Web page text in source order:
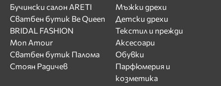
Бучински салон ARETI
Сватбен бутик Be Queen
BRIDAL FASHION
Mon Amour
Сватбен бутик Палома
Стоян Радичев
Мъжки дрехи
Детски дрехи
Текстил и прежди
Аксесоари
Обувки
Парфюмерия и
козметика